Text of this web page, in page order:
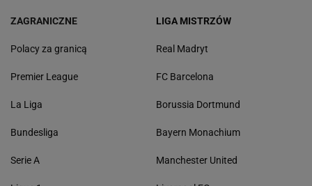
ZAGRANICZNE
Polacy za granicą
Premier League
La Liga
Bundesliga
Serie A
LIGA MISTRZÓW
Real Madryt
FC Barcelona
Borussia Dortmund
Bayern Monachium
Manchester United